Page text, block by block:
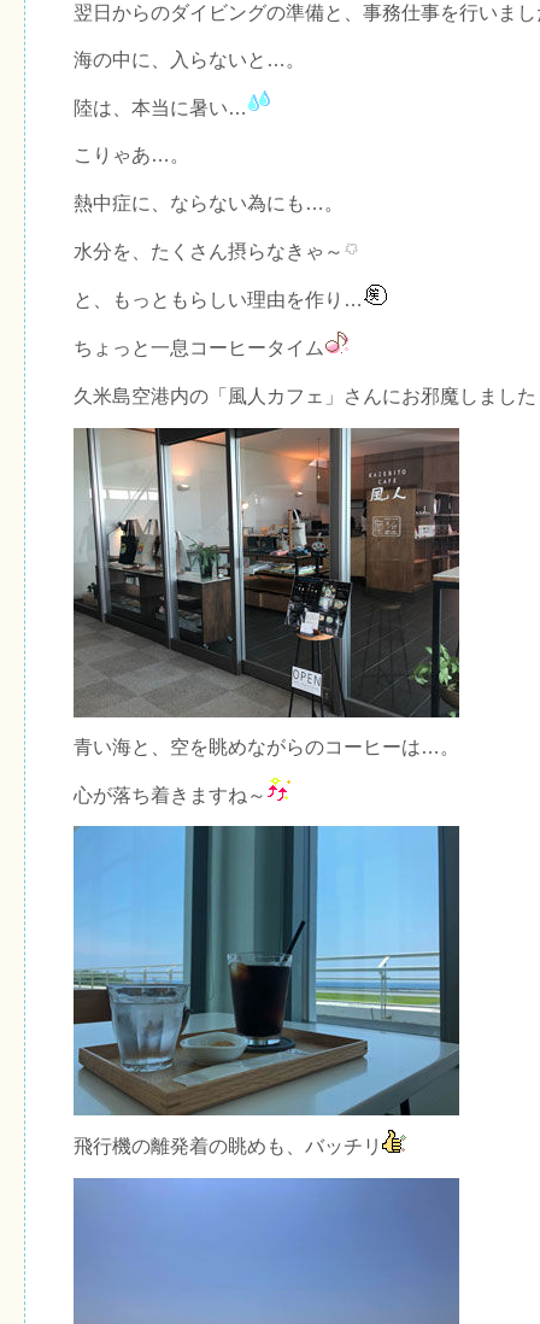
翌日からのダイビングの準備と、事務仕事を行いま
海の中に、入らないと…。
陸は、本当に暑い…
こりゃあ…。
熱中症に、ならない為にも…。
水分を、たくさん摂らなきゃ～
と、もっともらしい理由を作り…
ちょっと一息コーヒータイム
久米島空港内の「風人カフェ」さんにお邪魔しました
青い海と、空を眺めながらのコーヒーは…。
心が落ち着きますね～
飛行機の離発着の眺めも、バッチリ